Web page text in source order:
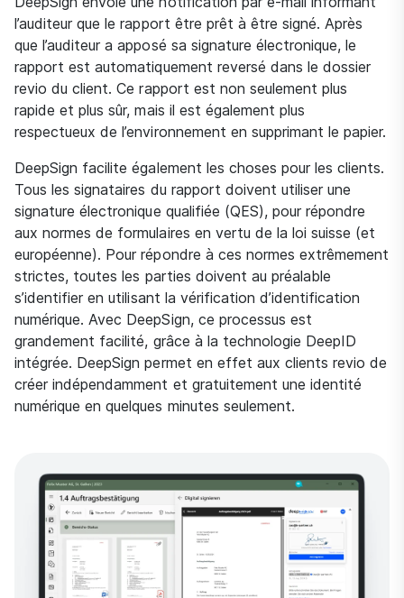
l’auditeur que le rapport être prêt à être signé. Après
que l’auditeur a apposé sa signature électronique, le
rapport est automatiquement reversé dans le dossier
revio du client. Ce rapport est non seulement plus
rapide et plus sûr, mais il est également plus
respectueux de l’environnement en supprimant le papier.
DeepSign facilite également les choses pour les clients.
Tous les signataires du rapport doivent utiliser une
signature électronique qualifiée (QES), pour répondre
aux normes de formulaires en vertu de la loi suisse (et
européenne). Pour répondre à ces normes extrêmement
strictes, toutes les parties doivent au préalable
s’identifier en utilisant la vérification d’identification
numérique. Avec DeepSign, ce processus est
grandement facilité, grâce à la technologie DeepID
intégrée. DeepSign permet en effet aux clients revio de
créer indépendamment et gratuitement une identité
numérique en quelques minutes seulement.